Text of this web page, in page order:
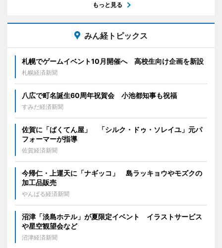
もっと見る
みん経トピックス
札幌でゲームイベント10月開催へ 高校生向け企画を新設
札幌経済新聞
八広で町名誕生60周年祝賀会 小池都知事も祝福
すみだ経済新聞
佐賀に「ばくてん屋」 「シルク・ドゥ・ソレイユ」元パ
フォーマーが指導
佐賀経済新聞
今帰仁・上運天に「ナギッコ」 島ラッキョウやモズクの
加工品販売
やんばる経済新聞
沼津「淡島ホテル」が夏限定イベント イラストサービス
や星空観望会など
沼津経済新聞